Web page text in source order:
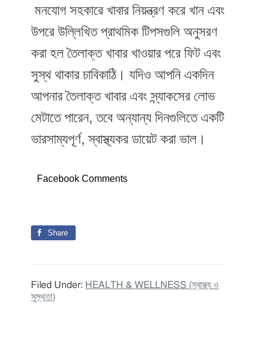
মনযোগ সহকারে খাবার নিয়ন্ত্রণ করে খান এবং
উপরে উল্লিখিত প্রাথমিক টিপসগুলি অনুসরণ
করা হল তৈলাক্ত খাবার খাওয়ার পরে ফিট এবং
সুস্থ থাকার চাবিকাঠি। যদিও আপনি একদিন
আপনার তৈলাক্ত খাবার এবং স্ন্যাকসের লোভ
মেটাতে পারেন, তবে অন্যান্য দিনগুলিতে একটি
ভারসাম্যপূর্ণ, স্বাস্থ্যকর ডায়েট করা ভাল।
Facebook Comments
Share
Filed Under: HEALTH & WELLNESS (স্বাস্থ্য ও
সুস্থতা)